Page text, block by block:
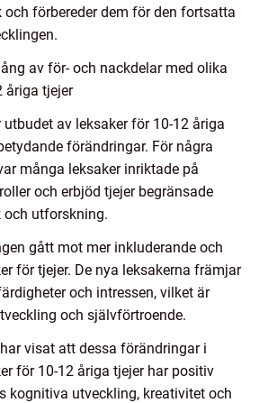
och förbereder dem för den fortsatta
av för- och nackdelar med olika
åriga tjejer
av leksaker för 10-12 åriga
förändringar. För några
många leksaker inriktade på
och erbjöd tjejer begränsade
utforskning.
gått mot mer inkluderande och
för tjejer. De nya leksakerna främjar
och intressen, vilket är
och självförtroende.
visat att dessa förändringar i
för 10-12 åriga tjejer har positiv
kognitiva utveckling, kreativitet och